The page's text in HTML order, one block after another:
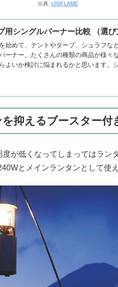
出典: UNIFLAME
用シングルバーナー比較 （選び
始めて、テントやタープ、シュラフな
ーナー。たくさんの種類の商品が様々
よいか検討に悩まれるかと思います。
抑えるブースター付
が低くなってしまってはラン
とメインランタンとして使